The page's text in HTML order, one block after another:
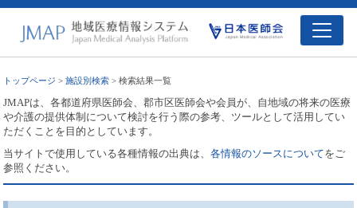
トップページ >施設別検索 > 検索結果一覧
JMAPは、各都道府県医師会、郡市区医師会や会員が、自地域の将来の医療
や介護の提供体制について検討を行う際の参考、ツールとして活用してい
ただくことを目的としています。
当サイトで使用している各種情報の出典は、各情報のソースについてをご
参照ください。